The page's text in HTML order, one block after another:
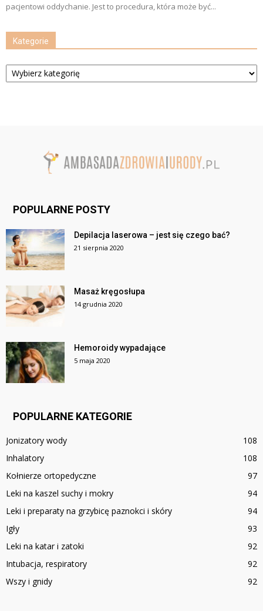
pacjentowi oddychanie. Jest to procedura, która może być...
Kategorie
Kategorie
POPULARNE POSTY
Depilacja laserowa – jest się czego bać?
21 sierpnia 2020
Masaż kręgosłupa
14 grudnia 2020
Hemoroidy wypadające
5 maja 2020
POPULARNE KATEGORIE
Jonizatory wody
108
Inhalatory
108
Kołnierze ortopedyczne
97
Leki na kaszel suchy i mokry
94
Leki i preparaty na grzybicę paznokci i skóry
94
Igły
93
Leki na katar i zatoki
92
Intubacja, respiratory
92
Wszy i gnidy
92